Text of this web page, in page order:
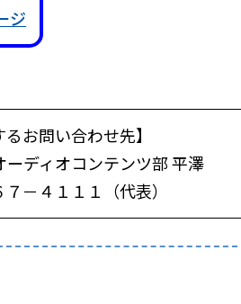
ジ
るお問い合わせ先】
ディオコンテンツ部 平澤
－４１１１（代表）